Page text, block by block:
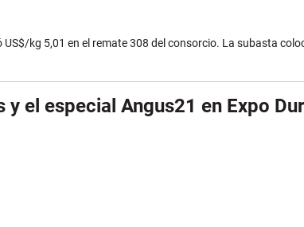
kg 5,01 en el remate 308 del consorcio. La subasta
el especial Angus21 en Expo